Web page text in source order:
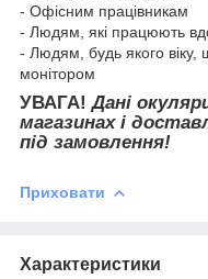
- Офісним працівникам
- Людям, які працюють
- Людям, будь якого віку,
монітором
УВАГА!Дані
магазинах і
під замовлення!
Приховати
Характеристики